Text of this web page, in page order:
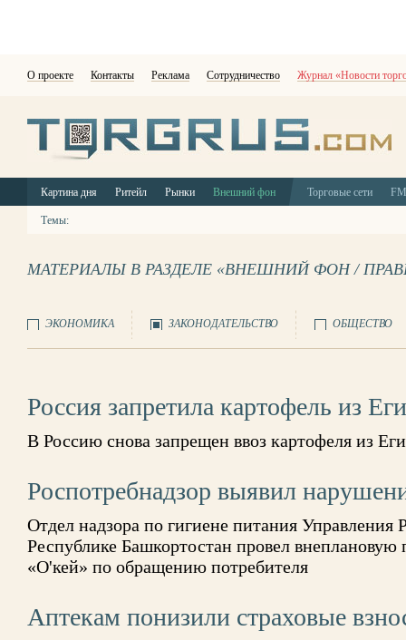
О проекте Контакты Реклама Сотрудничество Журнал «Новости
Картина дня Ритейл Рынки Внешний фон Торговые сети
Темы:
МАТЕРИАЛЫ В РАЗДЕЛЕ «ВНЕШНИЙ ФОН /
ЭКОНОМИКА ЗАКОНОДАТЕЛЬСТВО ОБЩЕСТВО
Россия запретила картофель из
В Россию снова запрещен ввоз картофеля из
Роспотребнадзор выявил
Отдел надзора по гигиене питания Управления
Республике Башкортостан провел внеплановую
«О'кей» по обращению потребителя
Аптекам понизили страховые